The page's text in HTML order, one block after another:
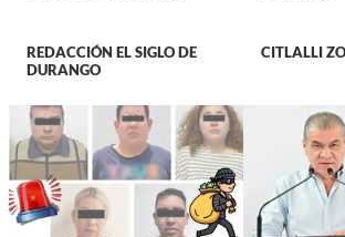
REDACCIÓN EL SIGLO DE
DURANGO
CITLALLI